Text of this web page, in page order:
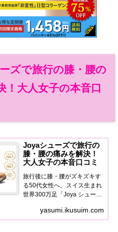
ズで旅行の膝・腰の
！大人女子の本音口
Joyaシューズで旅行の
膝・腰の痛みを解決！
大人女子の本音口コミ
旅行後に膝・腰がズキズキす
る50代女性へ。スイス生まれ
世界300万足「Joya シュー
を正直レポート。旅を最後ま
で歩き切れる足元に
yasumi.ikusuim.com